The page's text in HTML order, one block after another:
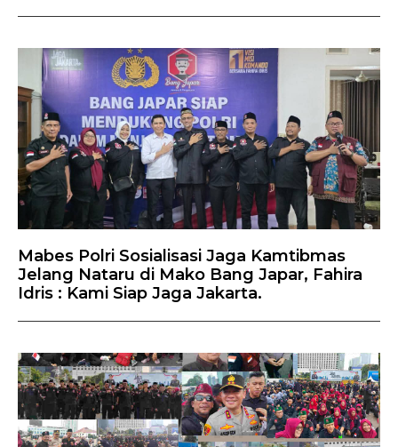
Mabes Polri Sosialisasi Jaga Kamtibmas
Jelang Nataru di Mako Bang Japar, Fahira
Idris : Kami Siap Jaga Jakarta.